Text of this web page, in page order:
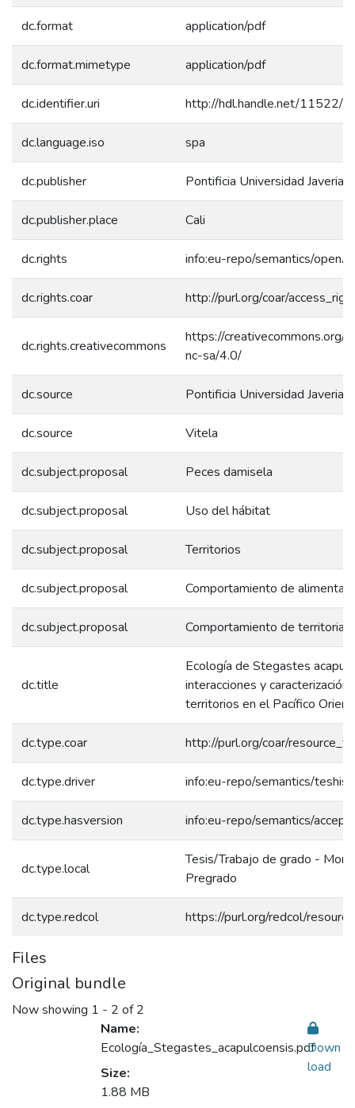
dc.format application/pdf
dc.format.mimetype application/pdf
dc.identifier.uri http://hdl.handle.net/11522/
dc.language.iso spa
dc.publisher Pontificia Universidad
dc.publisher.place Cali
dc.rights info:eu-repo/semantics/
dc.rights.coar http://purl.org/coar/
dc.rights.creativecommons
https://creativecommons.org/
nc-sa/4.0/
dc.source Pontificia Universidad
dc.source Vitela
dc.subject.proposal Peces damisela
dc.subject.proposal Uso del hábitat
dc.subject.proposal Territorios
dc.subject.proposal Comportamiento de
dc.subject.proposal Comportamiento de
dc.title
Ecología de Stegastes
interacciones y caracterización
territorios en el Pacífico
dc.type.coar http://purl.org/coar/
dc.type.driver info:eu-repo/semantics/teshis
dc.type.hasversion info:eu-repo/semantics/
dc.type.local
Tesis/Trabajo de grado -
Pregrado
dc.type.redcol https://purl.org/redcol/
Files
Original bundle
Now showing 1 - 2 of 2
Name:
Ecología_Stegastes_acapulcoensis.pdf
Size:
1.88 MB
Down
load